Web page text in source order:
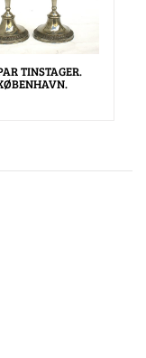
TINSTAGER.